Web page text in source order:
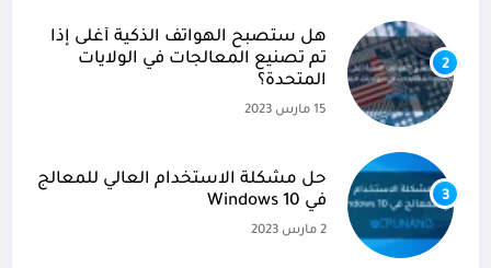
2
هل ستصبح الهواتف الذكية أغلى إذا
تم تصنيع المعالجات في الولايات
المتحدة؟
15 مارس 2023
3
حل مشكلة الاستخدام العالي للمعالج
في Windows 10